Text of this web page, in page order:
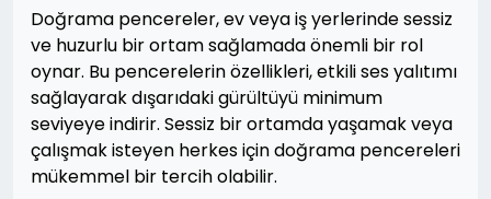
Doğrama pencereler, ev veya iş yerlerinde sessiz
ve huzurlu bir ortam sağlamada önemli bir rol
oynar. Bu pencerelerin özellikleri, etkili ses yalıtımı
sağlayarak dışarıdaki gürültüyü minimum
seviyeye indirir. Sessiz bir ortamda yaşamak veya
çalışmak isteyen herkes için doğrama pencereleri
mükemmel bir tercih olabilir.